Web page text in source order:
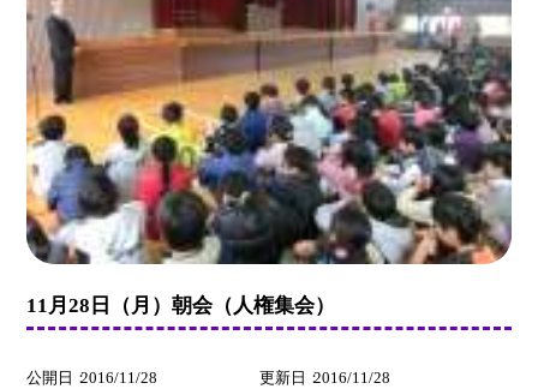
11月28日（月）朝会（人権集会）
公開日 2016/11/28 更新日 2016/11/28